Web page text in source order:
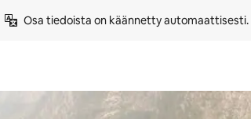
Osa tiedoista on käännetty automaattisesti.